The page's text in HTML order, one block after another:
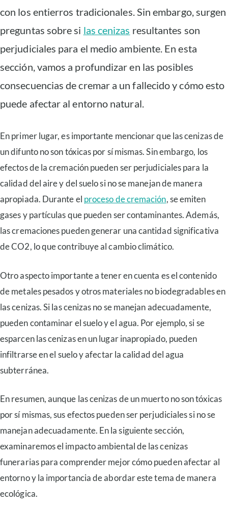
con los entierros tradicionales. Sin embargo, surgen
preguntas sobre si las cenizas resultantes son
perjudiciales para el medio ambiente. En esta
sección, vamos a profundizar en las posibles
consecuencias de cremar a un fallecido y cómo esto
puede afectar al entorno natural.
En primer lugar, es importante mencionar que las cenizas de
un difunto no son tóxicas por sí mismas. Sin embargo, los
efectos de la cremación pueden ser perjudiciales para la
calidad del aire y del suelo si no se manejan de manera
apropiada. Durante el proceso de cremación, se emiten
gases y partículas que pueden ser contaminantes. Además,
las cremaciones pueden generar una cantidad significativa
de CO2, lo que contribuye al cambio climático.
Otro aspecto importante a tener en cuenta es el contenido
de metales pesados y otros materiales no biodegradables en
las cenizas. Si las cenizas no se manejan adecuadamente,
pueden contaminar el suelo y el agua. Por ejemplo, si se
esparcen las cenizas en un lugar inapropiado, pueden
infiltrarse en el suelo y afectar la calidad del agua
subterránea.
En resumen, aunque las cenizas de un muerto no son tóxicas
por sí mismas, sus efectos pueden ser perjudiciales si no se
manejan adecuadamente. En la siguiente sección,
examinaremos el impacto ambiental de las cenizas
funerarias para comprender mejor cómo pueden afectar al
entorno y la importancia de abordar este tema de manera
ecológica.